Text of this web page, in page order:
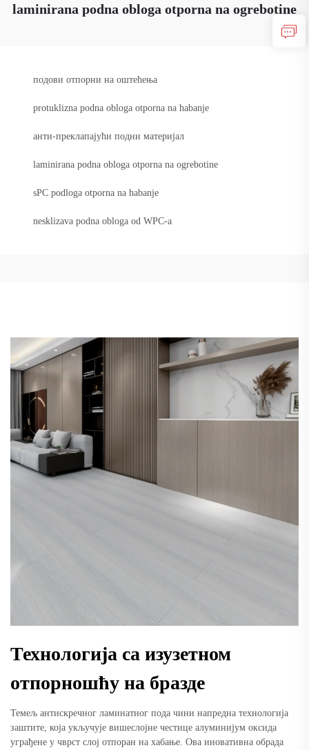
laminirana podna obloga otporna na ogrebotine
подови отпорни на оштећења
protuklizna podna obloga otporna na habanje
анти-преклапајући подни материјал
laminirana podna obloga otporna na ogrebotine
sPC podloga otporna na habanje
nesklizava podna obloga od WPC-a
Технологија са изузетном
отпорношћу на бразде
Темељ антискречног ламинатног пода чини напредна технологија
заштите, која укључује вишеслојне честице алуминијум оксида
уграђене у чврст слој отпоран на хабање. Ова иновативна обрада